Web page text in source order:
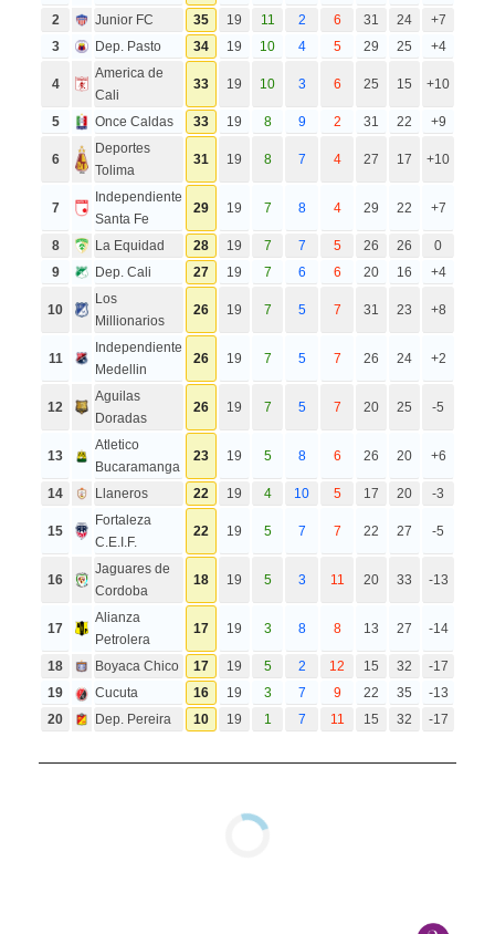
2 Junior FC 35 19 11 2 6 31 24
+7
3
Dep. Pasto 34 19 10 4 5 29 25 +4
4
America de
Cali
33 19 10 3 6 25 15 +10
5 Once Caldas 33 19 8 9 2 31 22 +9
6
Deportes
Tolima
31 19 8 7 4 27 17 +10
7
Independiente
Santa Fe
29 19 7 8 4 29 22 +7
8 La Equidad 28 19 7 7 5 26 26
0
9
Dep. Cali 27 19 7 6 6 20 16 +4
10
Los
Millionarios
26 19 7 5 7 31 23 +8
11
Independiente
Medellin
26 19 7 5 7 26 24 +2
12
Aguilas
Doradas
26 19 7 5 7 20 25 -5
13
Atletico
Bucaramanga
23 19 5 8 6 26 20 +6
14 Llaneros 22 19 4 10 5 17 20 -3
15
Fortaleza
C.E.I.F.
22 19 5 7 7 22 27 -5
16
Jaguares de
Cordoba
18 19 5 3 11 20 33 -13
17
Alianza
Petrolera
17 19 3 8 8 13 27 -14
18 Boyaca Chico 17 19 5 2 12 15 32
-17
19
Cucuta 16 19 3 7 9 22 35
-13
20
Dep. Pereira 10 19 1 7 11 15 32 -17